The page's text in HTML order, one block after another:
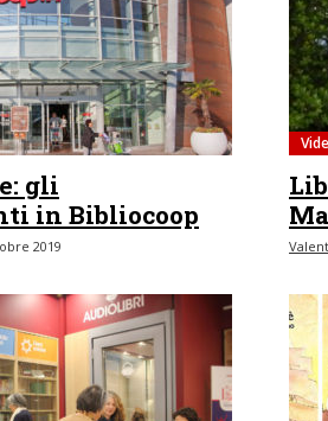
gli
in Bibliocoop
2019